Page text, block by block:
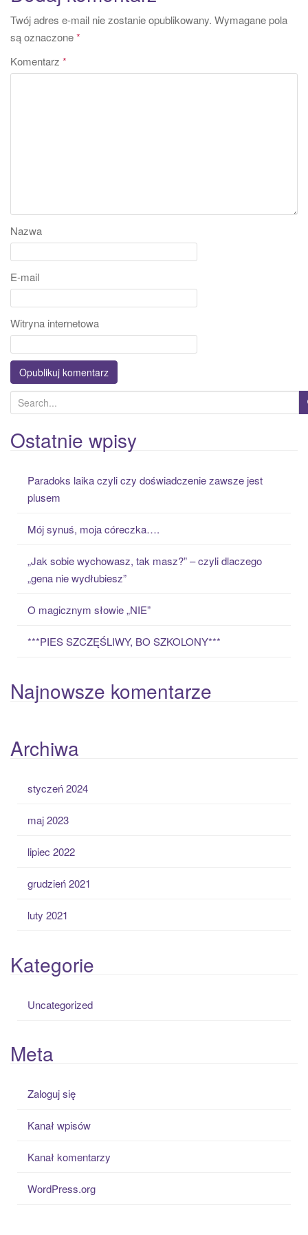
Twój adres e-mail nie zostanie opublikowany. Wymagane pola
są oznaczone*
Komentarz *
Nazwa
E-mail
Witryna internetowa
e
a
r
Ostatnie wpisy
Paradoks laika czyli czy doświadczenie zawsze jest
plusem
Mój synuś, moja córeczka….
„Jak sobie wychowasz, tak masz?” – czyli dlaczego
„gena nie wydłubiesz”
O magicznym słowie „NIE”
***PIES SZCZĘŚLIWY, BO SZKOLONY***
Najnowsze komentarze
Archiwa
styczeń 2024
maj 2023
lipiec 2022
grudzień 2021
luty 2021
Kategorie
Uncategorized
Meta
Zaloguj się
Kanał wpisów
Kanał komentarzy
WordPress.org